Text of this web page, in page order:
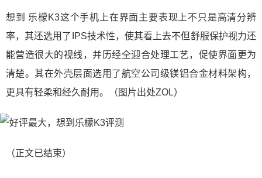
想到 乐檬K3这个手机上在界面主要表现上不只是高清分辨
率，其还选用了IPS技术性，使其看上去不但舒服保护视力还
能营造很大的视线，并历经全迎合处理工艺，促使界面更为
清楚。其在外壳层面选用了航空公司级镁铝合金材料架构，
更具有轻柔和经久耐用。（图片出处ZOL）
（正文已结束）